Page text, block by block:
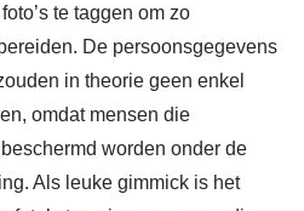
te taggen om zo
De persoonsgegevens
in theorie geen enkel
omdat mensen die
worden onder de
Als leuke gimmick is het